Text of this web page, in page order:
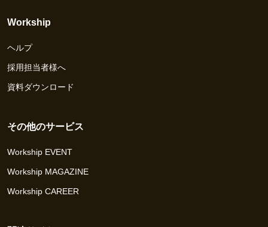
Workship
ヘルプ
採用担当者様へ
資料ダウンロード
その他のサービス
Workship EVENT
Workship MAGAZINE
Workship CAREER